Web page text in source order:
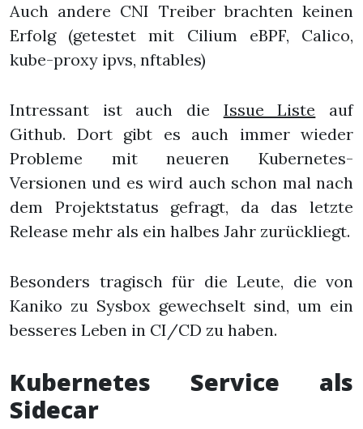
Auch andere CNI Treiber brachten keinen
Erfolg (getestet mit Cilium eBPF, Calico,
kube-proxy ipvs, nftables)
Intressant ist auch die Issue Liste auf
Github. Dort gibt es auch immer wieder
Probleme mit neueren Kubernetes-
Versionen und es wird auch schon mal nach
dem Projektstatus gefragt, da das letzte
Release mehr als ein halbes Jahr zurückliegt.
Besonders tragisch für die Leute, die von
Kaniko zu Sysbox gewechselt sind, um ein
besseres Leben in CI/CD zu haben.
Kubernetes Service als
Sidecar